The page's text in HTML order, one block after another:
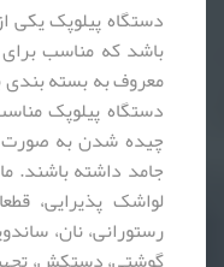
دستگاه پیلوپک یکی
باشد که مناسب
معروف به بسته بندی
دستگاه پیلوپک
چیده شدن به صورت
جامد داشته باشند.
لواشک پذیرایی،
رستورانی، نان،